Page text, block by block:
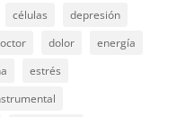
células
depresión
dolor
energía
estrés